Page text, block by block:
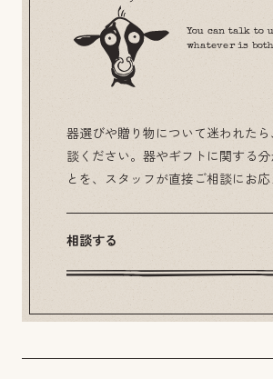
You can talk to
whatever is
器選びや贈り物について迷われたら
談ください。器やギフトに関する分
とを、スタッフが直接ご相談にお応
相談する